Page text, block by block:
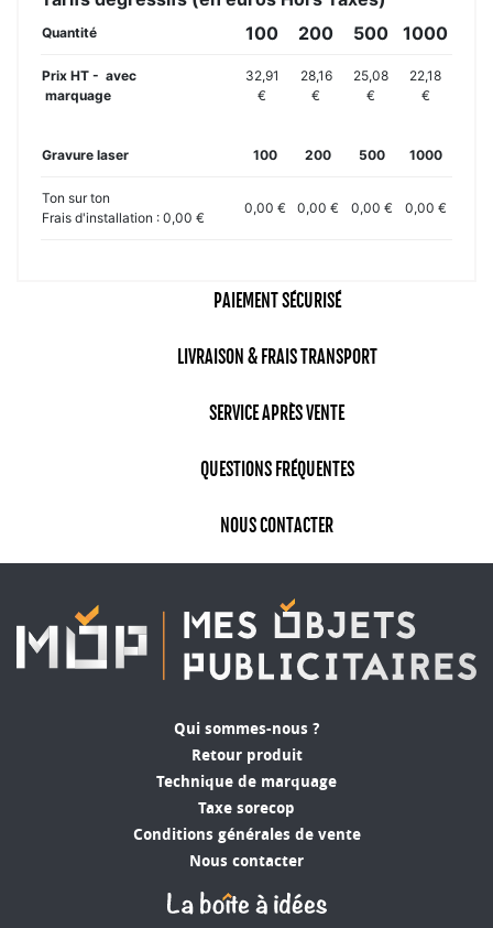
Quantité 100 200 500 1000
Prix HT - avec
marquage
32,91
€
28,16
€
25,08
€
22,18
€
Gravure laser 100 200 500 1000
Ton sur ton
Frais d'installation : 0,00 €
0,00 € 0,00 € 0,00 € 0,00 €
PAIEMENT SÉCURISÉ
LIVRAISON & FRAIS TRANSPORT
SERVICE APRÈS VENTE
QUESTIONS FRÉQUENTES
NOUS CONTACTER
Qui sommes-nous ?
Retour produit
Technique de marquage
Taxe sorecop
Conditions générales de vente
Nous contacter